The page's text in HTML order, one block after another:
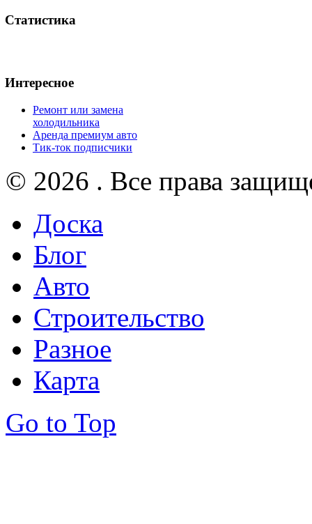
Статистика
Интересное
Ремонт или замена
холодильника
Аренда премиум авто
Тик-ток подписчики
© 2026 . Все права
Доска
Блог
Авто
Строительство
Разное
Карта
Go to Top